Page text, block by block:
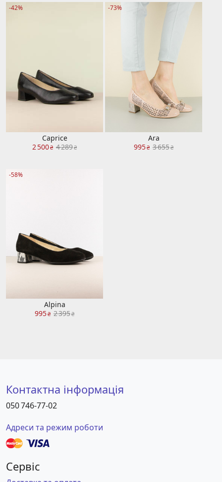
-42%
Caprice
2 500₴ 4 289₴
-73%
Ara
995₴ 3 655₴
-58%
Alpina
995₴ 2 395₴
Контактна інформація
050 746-77-02
Адреси та режим роботи
Сервіс